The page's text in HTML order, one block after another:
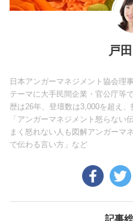
特集記事
ライフスタイル
ファッション
恋愛/結婚/離婚
美容/健康
ワークスタイル
戸
日本アンガーマネジメント協会理
テーマに大手民間企業・官公庁等
歴は26年、登壇数は3,000を超え
「アンガーマネジメント怒らない
まく怒れない人も図解アンガーマ
で伝わる言い方」など
記事